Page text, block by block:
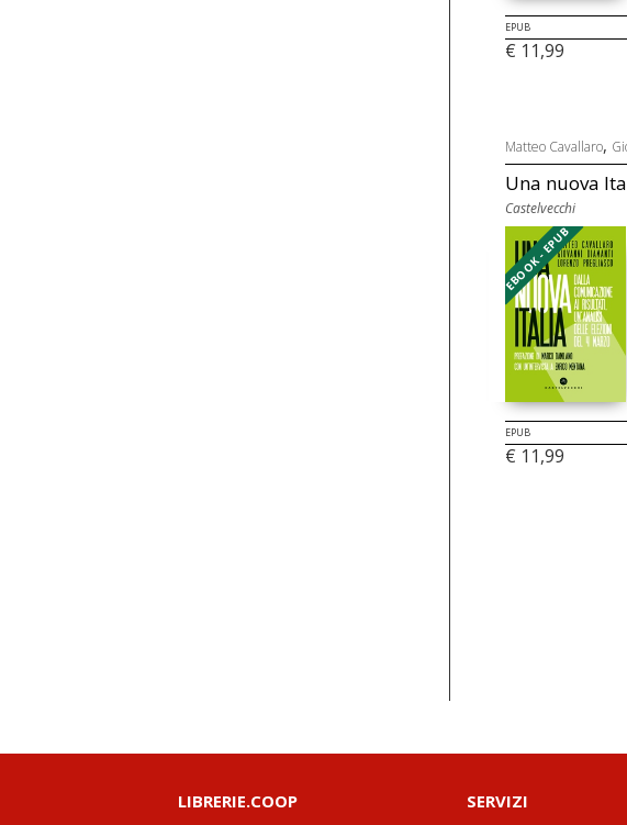
EPUB
€ 11,99
Matteo Cavallaro,
Una nuova
Castelvecchi
EBOOK - EPUB
EPUB
€ 11,99
LIBRERIE.COOP SERVIZI